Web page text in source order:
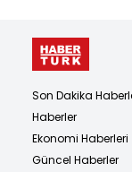
Son Dakika
Haberler
Ekonomi Haberleri
Güncel Haberler